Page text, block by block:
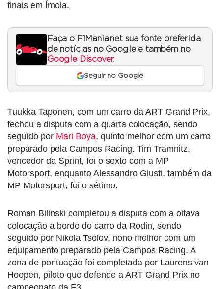
finais em Ímola.
Faça o F1Mania.net sua fonte preferida
de notícias no Google e também no
Google Discover.
Seguir no Google
Tuukka Taponen, com um carro da ART Grand Prix,
fechou a disputa com a quarta colocação, sendo
seguido por Mari Boya, quinto melhor com um carro
preparado pela Campos Racing. Tim Tramnitz,
vencedor da Sprint, foi o sexto com a MP
Motorsport, enquanto Alessandro Giusti, também da
MP Motorsport, foi o sétimo.
Roman Bilinski completou a disputa com a oitava
colocação a bordo do carro da Rodin, sendo
seguido por Nikola Tsolov, nono melhor com um
equipamento preparado pela Campos Racing. A
zona de pontuação foi completada por Laurens van
Hoepen, piloto que defende a ART Grand Prix no